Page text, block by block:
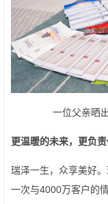
一位父亲晒
更温暖的未来，更负
瑞泽一生，众享美好
一次与4000万客户的